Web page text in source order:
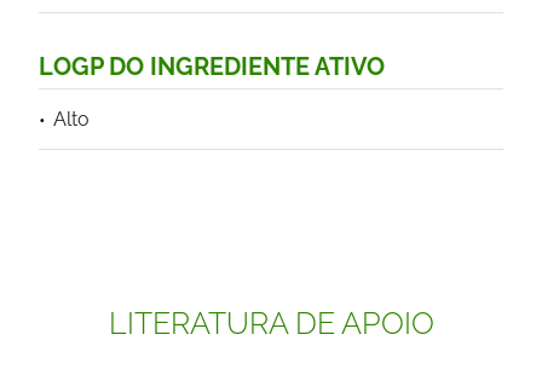
LOGP DO INGREDIENTE ATIVO
Alto
LITERATURA DE APOIO